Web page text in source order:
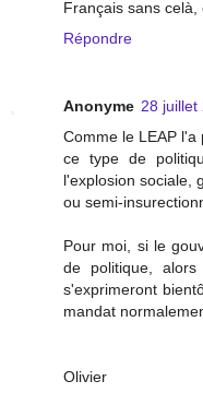
Français sans
Répondre
Anonyme 28 juillet
Comme le LEAP l'a
ce type de
l'explosion sociale,
ou semi-
Pour moi, si le
de politique,
s'exprimeront
mandat
Olivier